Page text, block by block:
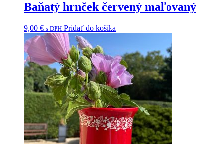
Baňatý hrnček červený maľovaný
9,00 € s DPH Pridať do košíka